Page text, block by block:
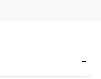
-